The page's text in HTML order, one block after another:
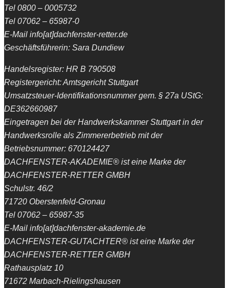
Tel 0800 – 0005732
Tel 07062 – 65987-0
E-Mail info[at]dachfenster-retter.de
Geschäftsführerin: Sara Dundiew
Handelsregister: HR B 790508
Registergericht: Amtsgericht Stuttgart
Umsatzsteuer-Identifikationsnummer gem. § 27a UStG:
DE362660987
Eingetragen bei der Handwerkskammer Stuttgart in der
Handwerksrolle als Zimmererbetrieb mit der
Betriebsnummer: 670124427
DACHFENSTER-AKADEMIE® ist eine Marke der
DACHFENSTER-RETTER GMBH
Schulstr. 46/2
71720 Oberstenfeld-Gronau
Tel 07062 – 65987-35
E-Mail info[at]dachfenster-akademie.de
DACHFENSTER-GUTACHTER® ist eine Marke der
DACHFENSTER-RETTER GMBH
Rathausplatz 10
71672 Marbach-Rielingshausen